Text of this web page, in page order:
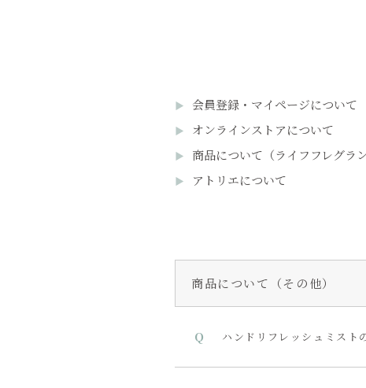
会員登録・マイページについて
オンラインストアについて
商品について（ライフフレグラ
アトリエについて
商品について（その他）
ハンドリフレッシュミスト